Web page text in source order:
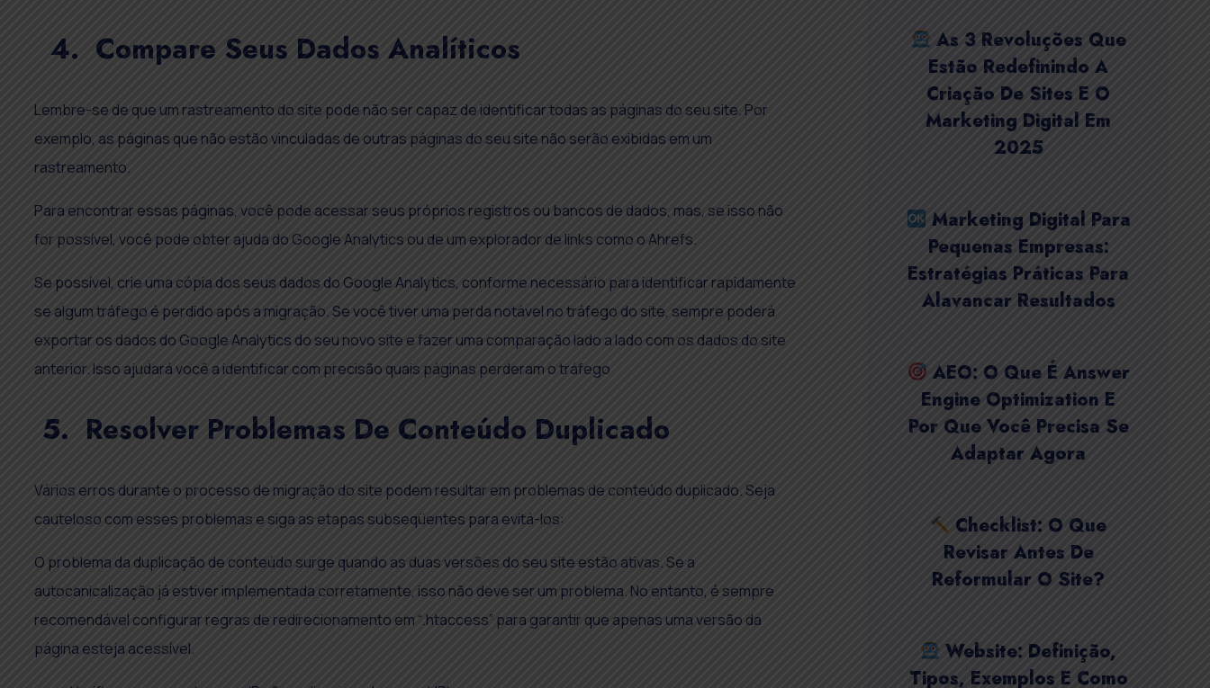
4. Compare Seus Dados Analíticos
Lembre-se de que um rastreamento do site pode não ser capaz de identificar todas as páginas do seu site. Por
exemplo, as páginas que não estão vinculadas de outras páginas do seu site não serão exibidas em um
rastreamento.
Para encontrar essas páginas, você pode acessar seus próprios registros ou bancos de dados, mas, se isso não
for possível, você pode obter ajuda do Google Analytics ou de um explorador de links como o Ahrefs.
Se possível, crie uma cópia dos seus dados do Google Analytics, conforme necessário para identificar rapidamente
se algum tráfego é perdido após a migração. Se você tiver uma perda notável no tráfego do site, sempre poderá
exportar os dados do Google Analytics do seu novo site e fazer uma comparação lado a lado com os dados do site
anterior. Isso ajudará você a identificar com precisão quais páginas perderam o tráfego
5. Resolver Problemas De Conteúdo Duplicado
Vários erros durante o processo de migração do site podem resultar em problemas de conteúdo duplicado. Seja
cauteloso com esses problemas e siga as etapas subseqüentes para evitá-los:
O problema da duplicação de conteúdo surge quando as duas versões do seu site estão ativas. Se a
autocanicalização já estiver implementada corretamente, isso não deve ser um problema. No entanto, é sempre
recomendável configurar regras de redirecionamento em “.htaccess” para garantir que apenas uma versão da
página esteja acessível.
As 3 Revoluções Que
Estão Redefinindo A
Criação De Sites E O
Marketing Digital Em
2025
Marketing Digital Para
Pequenas Empresas:
Estratégias Práticas Para
Alavancar Resultados
AEO: O Que É Answer
Engine Optimization E
Por Que Você Precisa Se
Adaptar Agora
Checklist: O Que
Revisar Antes De
Reformular O Site?
Website: Definição,
Tipos, Exemplos E Como